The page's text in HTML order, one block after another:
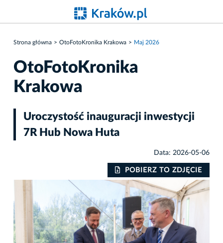
Strona główna OtoFotoKronika Krakowa Maj 2026
OtoFotoKronika
Krakowa
Uroczystość inauguracji inwestycji
7R Hub Nowa Huta
Data: 2026-05-06
POBIERZ TO ZDJĘCIE